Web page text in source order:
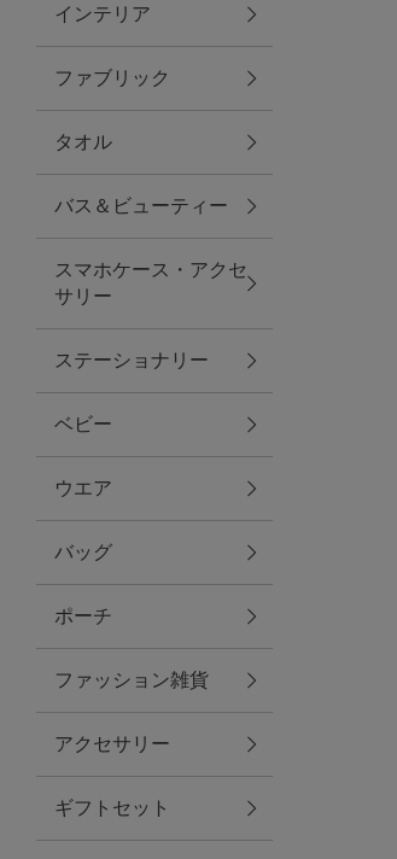
ランチ
バッグ
キッチン・ダイニング
ダイニング
キッチン
ファブリック
グリーン
バス＆ビューティー
バス＆ビューティー
タオル
ウエア＆バッグ
インテリア
ファブリック
タオル
バス＆ビューティー
スマホケース・アクセ
サリー
ステーショナリー
ベビー
ウエア
バッグ
ポーチ
ファッション雑貨
アクセサリー
ギフトセット